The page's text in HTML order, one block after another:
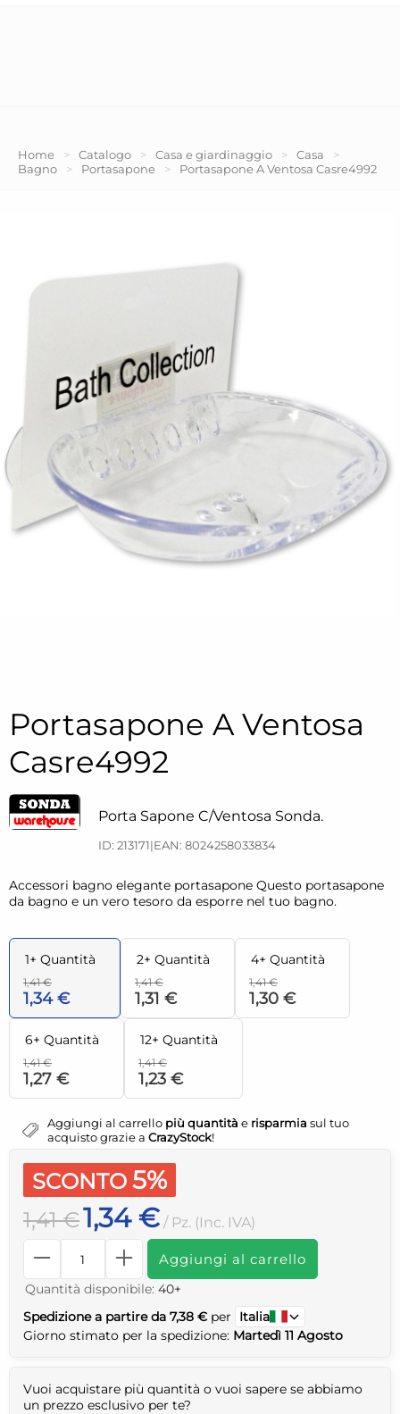
Home > Catalogo > Casa e giardinaggio > Casa
>
Bagno
> Portasapone > Portasapone A Ventosa Casre4992
Portasapone A Ventosa
Casre4992
Porta Sapone C/Ventosa Sonda.
ID: 213171|EAN: 8024258033834
Accessori bagno elegante portasapone Questo portasapone
da bagno e un vero tesoro da esporre nel tuo bagno.
1+ Quantità
1,41 €
1,34 €
2+ Quantità
1,41 €
1,31 €
4+ Quantità
1,41 €
1,30 €
6+ Quantità
1,41 €
1,27 €
12+ Quantità
1,41 €
1,23 €
Aggiungi al carrello più quantità e risparmia sul tuo
acquisto grazie a CrazyStock!
SCONTO 5%
1,41 €1,34 € / Pz. (Inc. IVA)
Aggiungi al carrello
Quantità disponibile: 40+
Spedizione a partire da 7,38 € per
Italia
Giorno stimato per la spedizione: Martedì 11 Agosto
Vuoi acquistare più quantità o vuoi sapere se abbiamo
un prezzo esclusivo per te?